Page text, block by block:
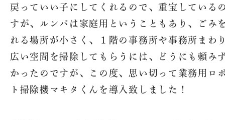
戻っていい子にしてくれるので、重宝している
すが、ルンバは家庭用ということもあり、ごみ
れる場所が小さく、１階の事務所や事務所まわ
広い空間を掃除してもらうには、どうにも頼み
かったのですが、この度、思い切って業務用ロ
ト掃除機マキタくんを導入致しました！